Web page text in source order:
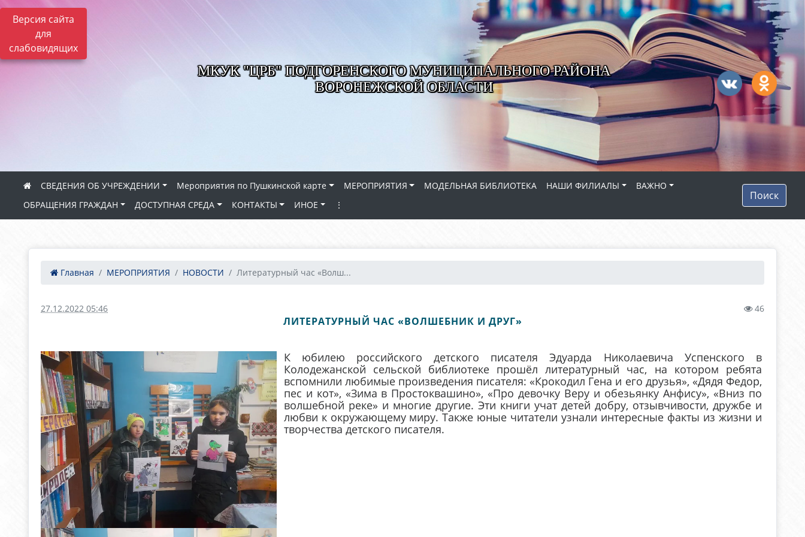
Версия сайта
для
слабовидящих
МКУК "ЦРБ" ПОДГОРЕНСКОГО МУНИЦИПАЛЬНОГО РАЙОНА
ВОРОНЕЖСКОЙ ОБЛАСТИ
СВЕДЕНИЯ ОБ УЧРЕЖДЕНИИ Мероприятия по Пушкинской карте МЕРОПРИЯТИЯ МОДЕЛЬНАЯ БИБЛИОТЕКА НАШИ ФИЛИАЛЫ
ВАЖНО
ОБРАЩЕНИЯ ГРАЖДАН
ДОСТУПНАЯ СРЕДА КОНТАКТЫ ИНОЕ ⋮
Поиск
Главная МЕРОПРИЯТИЯ НОВОСТИ Литературный час «Волш...
27.12.2022 05:46 46
ЛИТЕРАТУРНЫЙ ЧАС «ВОЛШЕБНИК И ДРУГ»
К юбилею российского детского писателя Эдуарда Николаевича Успенского в
Колодежанской сельской библиотеке прошёл литературный час, на котором ребята
вспомнили любимые произведения писателя: «Крокодил Гена и его друзья», «Дядя Федор,
пес и кот», «Зима в Простоквашино», «Про девочку Веру и обезьянку Анфису», «Вниз по
волшебной реке» и многие другие. Эти книги учат детей добру, отзывчивости, дружбе и
любви к окружающему миру. Также юные читатели узнали интересные факты из жизни и
творчества детского писателя.